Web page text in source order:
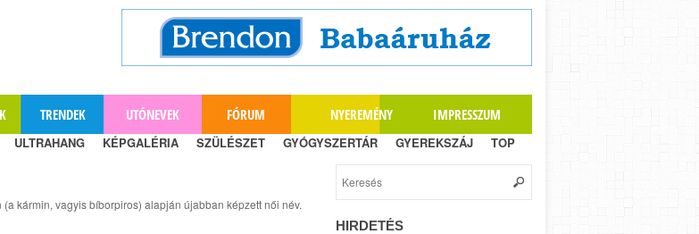
TRENDEK UTÓNEVEK FÓRUM NYEREMÉNY IMPRESSZUM
ULTRAHANG KÉPGALÉRIA SZÜLÉSZET GYÓGYSZERTÁR GYEREKSZÁJ TOP
(a kármin, vagyis bíborpiros) alapján újabban képzett női név.
HIRDETÉS